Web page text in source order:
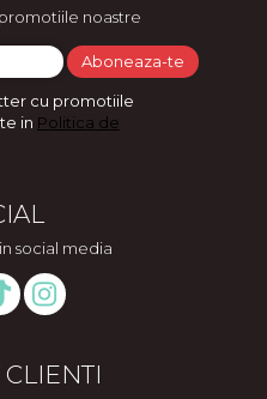
noastre
cu promotiile
in Politica de
social media